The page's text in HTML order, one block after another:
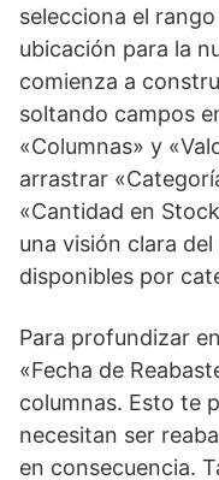
selecciona el
ubicación para la
comienza a
soltando campos
«Columnas» y
arrastrar
«Cantidad en
una visión clara
disponibles por
Para profundizar
«Fecha de
columnas. Esto te
necesitan ser
en consecuencia.